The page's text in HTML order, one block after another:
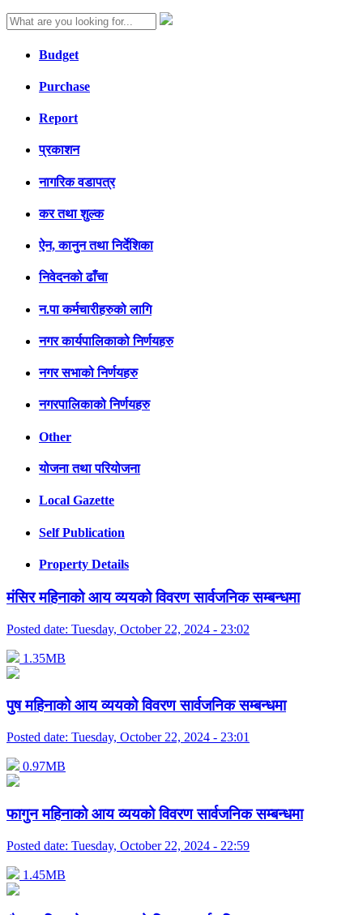
Budget
Purchase
Report
प्रकाशन
नागरिक वडापत्र
कर तथा शुल्क
ऐन, कानुन तथा निर्देशिका
निवेदनको ढाँचा
न.पा कर्मचारीहरुको लागि
नगर कार्यपालिकाको निर्णयहरु
नगर सभाको निर्णयहरु
नगरपालिकाको निर्णयहरु
Other
योजना तथा परियोजना
Local Gazette
Self Publication
Property Details
मंसिर महिनाको आय व्ययको विवरण सार्वजनिक सम्बन्धमा
Posted date: Tuesday, October 22, 2024 - 23:02
1.35MB
पुष महिनाको आय व्ययको विवरण सार्वजनिक सम्बन्धमा
Posted date: Tuesday, October 22, 2024 - 23:01
0.97MB
फागुन महिनाको आय व्ययको विवरण सार्वजनिक सम्बन्धमा
Posted date: Tuesday, October 22, 2024 - 22:59
1.45MB